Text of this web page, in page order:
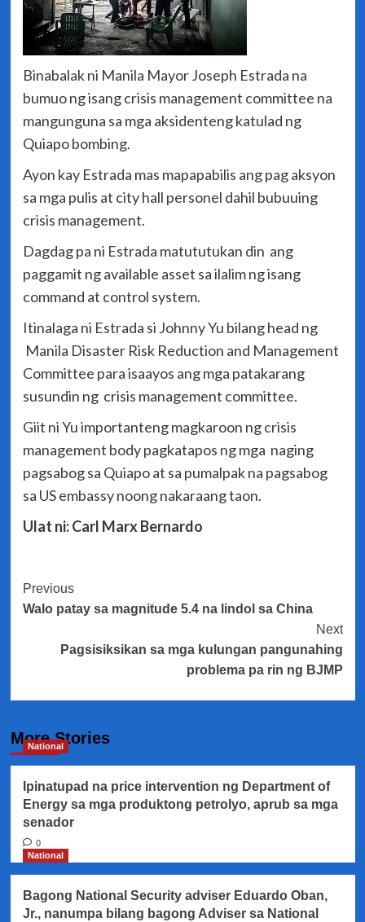
Binabalak ni Manila Mayor Joseph Estrada na
bumuo ng isang crisis management committee na
mangunguna sa mga aksidenteng katulad ng
Quiapo bombing.
Ayon kay Estrada mas mapapabilis ang pag aksyon
sa mga pulis at city hall personel dahil bubuuing
crisis management.
Dagdag pa ni Estrada matututukan din ang
paggamit ng available asset sa ilalim ng isang
command at control system.
Itinalaga ni Estrada si Johnny Yu bilang head ng
Manila Disaster Risk Reduction and Management
Committee para isaayos ang mga patakarang
susundin ng crisis management committee.
Giit ni Yu importanteng magkaroon ng crisis
management body pagkatapos ng mga naging
pagsabog sa Quiapo at sa pumalpak na pagsabog
sa US embassy noong nakaraang taon.
Ulat ni: Carl Marx Bernardo
Post
Navigation
Previous
Walo patay sa magnitude 5.4 na lindol sa China
Next
Pagsisiksikan sa mga kulungan pangunahing
problema pa rin ng BJMP
More Stories
National
Ipinatupad na price intervention ng Department of
Energy sa mga produktong petrolyo, aprub sa mga
senador
0
National
Bagong National Security adviser Eduardo Oban,
Jr., nanumpa bilang bagong Adviser sa National